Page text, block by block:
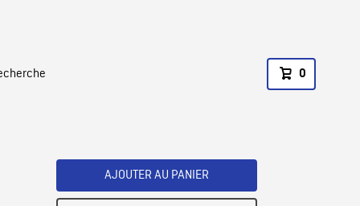
0
AJOUTER AU PANIER